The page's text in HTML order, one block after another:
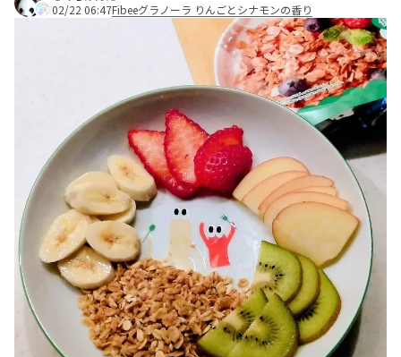
02/22 06:47Fibeeグラノーラ りんごとシナモンの香り